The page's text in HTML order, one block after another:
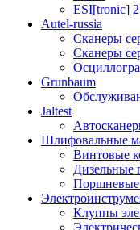
ESI[tronic]
Autel-russia
Сканеры
Сканеры
Grunbaum
Jaltest
Шлифовальные
Винтовые
Дизельные
Поршневые
Клуппы